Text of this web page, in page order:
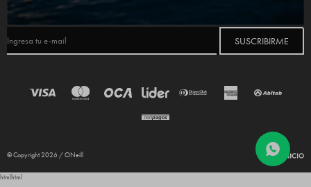
¡Suscribite y recibí todas nuestras novedades!
SUSCRIBIRME
© Copyright 2026 / ONeill
htmlhtml